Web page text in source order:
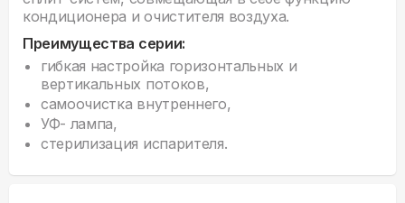
кондиционера и очистителя воздуха.
Преимущества серии:
гибкая настройка горизонтальных и
вертикальных потоков,
самоочистка внутреннего,
УФ- лампа,
стерилизация испарителя.